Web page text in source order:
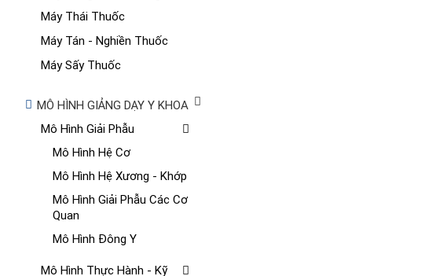
Máy Thái Thuốc
Máy Tán - Nghiền Thuốc
Máy Sấy Thuốc
MÔ HÌNH GIẢNG DẠY Y KHOA
Mô Hình Giải Phẫu
Mô Hình Hệ Cơ
Mô Hình Hệ Xương - Khớp
Mô Hình Giải Phẫu Các Cơ
Quan
Mô Hình Đông Y
Mô Hình Thực Hành - Kỹ